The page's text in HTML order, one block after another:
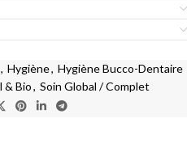
, Hygiène, Hygiène Bucco-Dentaire
& Bio, Soin Global / Complet